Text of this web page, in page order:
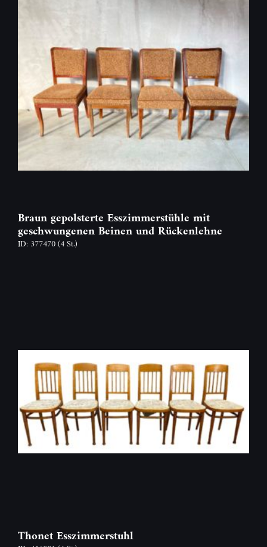
Braun gepolsterte Esszimmerstühle mit
geschwungenen Beinen und Rückenlehne
ID: 377470(4 St.)
Thonet Esszimmerstuhl